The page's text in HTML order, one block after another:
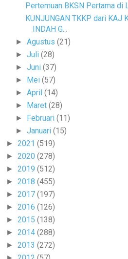
Pertemuan BKSN Pertama di
KUNJUNGAN TKKP dari KAJ
INDAH G...
►Agustus(21)
►Juli(28)
►Juni(37)
► Mei(57)
►April(14)
► Maret(28)
► Februari(11)
►Januari(15)
► 2021 (519)
► 2020 (278)
► 2019 (512)
► 2018 (455)
► 2017 (197)
► 2016 (126)
► 2015 (138)
► 2014 (288)
► 2013 (272)